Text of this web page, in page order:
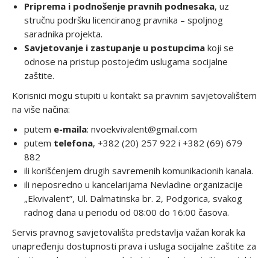
Priprema i podnošenje pravnih podnesaka, uz
stručnu podršku licenciranog pravnika – spoljnog
saradnika projekta.
Savjetovanje i zastupanje u postupcima koji se
odnose na pristup postojećim uslugama socijalne
zaštite.
Korisnici mogu stupiti u kontakt sa pravnim savjetovalištem
na više načina:
putem e-maila: nvoekvivalent@gmail.com
putem telefona, +382 (20) 257 922 i +382 (69) 679
882
ili korišćenjem drugih savremenih komunikacionih kanala.
ili neposredno u kancelarijama Nevladine organizacije
„Ekvivalent”, Ul. Dalmatinska br. 2, Podgorica, svakog
radnog dana u periodu od 08:00 do 16:00 časova.
Servis pravnog savjetovališta predstavlja važan korak ka
unapređenju dostupnosti prava i usluga socijalne zaštite za